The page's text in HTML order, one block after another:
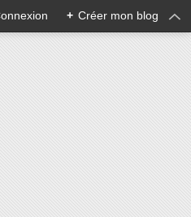
+ Créer mon blog